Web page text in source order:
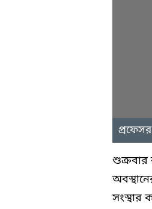
শুক্রবার
সংস্থার